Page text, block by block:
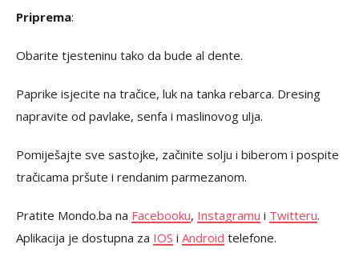
Priprema:
Obarite tjesteninu tako da bude al dente.
Paprike isjecite na tračice, luk na tanka rebarca. Dresing
napravite od pavlake, senfa i maslinovog ulja.
Pomiješajte sve sastojke, začinite solju i biberom i pospite
tračicama pršute i rendanim parmezanom.
Pratite Mondo.ba na Facebooku, Instagramu i Twitteru.
Aplikacija je dostupna za IOS i Android telefone.